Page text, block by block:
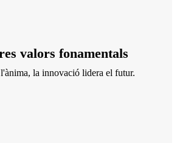
valors fonamentals
la innovació lidera el futur.